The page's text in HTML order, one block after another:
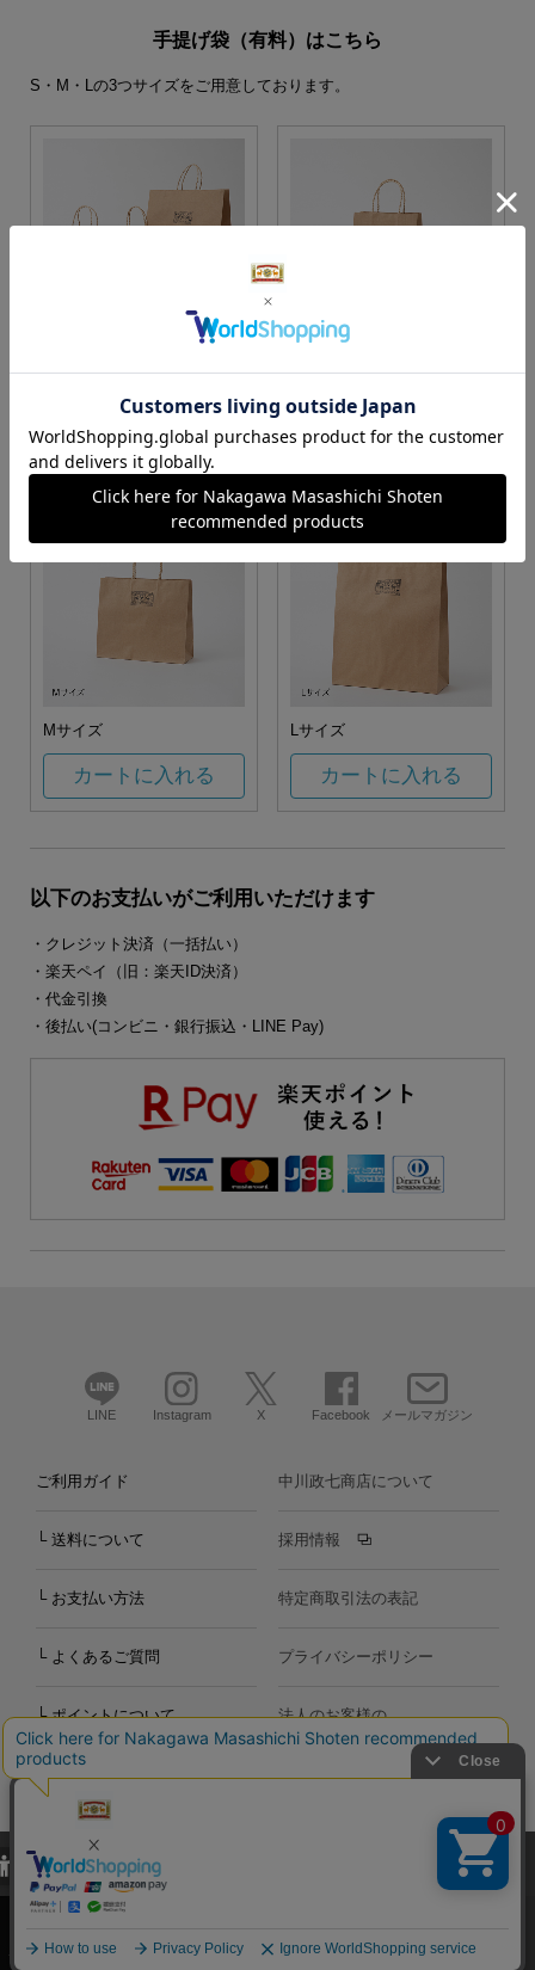
手提げ袋（有料）はこちら
S・M・Lの3つサイズをご用意しております。
カートに入れる カートに入れる
Mサイズ
カートに入れる
Lサイズ
カートに入れる
以下のお支払いがご利用いただけます
・クレジット決済（一括払い）
・楽天ペイ（旧：楽天ID決済）
・代金引換
・後払い(コンビニ・銀行振込・LINE Pay)
LINE Instagram X Facebook メールマガジン
ご利用ガイド
└ 送料について
└ お支払い方法
└ よくあるご質問
└ ポイントについて
お問い合わせ
中川政七商店について
採用情報
特定商取引法の表記
プライバシーポリシー
法人のお客様の
お問い合わせ
Copyright©2000-2026
Nakagawa Masashichi Shoten All Rights Reserved.
当サイトでは、当サイト内における閲覧履歴・属性情報などの取得およ
び利便性向上のためにクッキー（Cookie）を使用いたします。詳細に
関しては「プライバシーポリシー
承諾する